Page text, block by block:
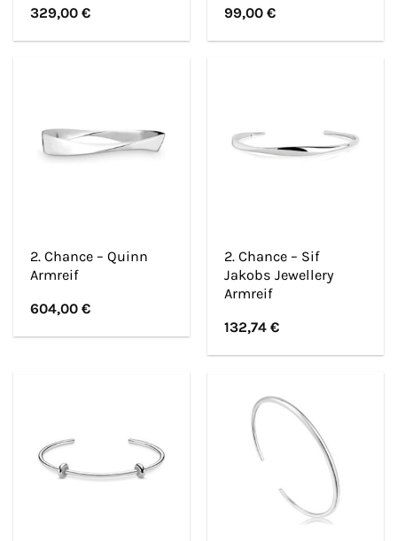
329,00€
99,00€
2. Chance – Quinn
Armreif
604,00€
2. Chance – Sif
Jakobs Jewellery
Armreif
132,74€